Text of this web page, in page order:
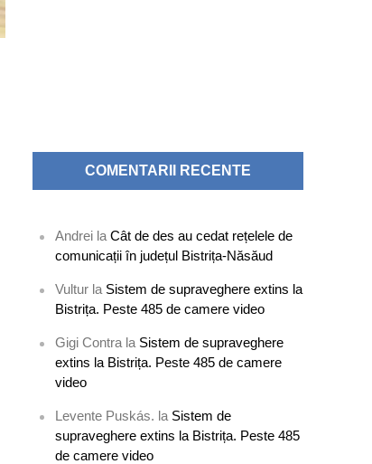
COMENTARII RECENTE
Andrei laCât de des au cedat rețelele de
comunicații în județul Bistrița-Năsăud
Vultur la Sistem de supraveghere extins la
Bistrița. Peste 485 de camere video
Gigi Contra la Sistem de supraveghere
extins la Bistrița. Peste 485 de camere
video
Levente Puskás. la Sistem de
supraveghere extins la Bistrița. Peste 485
de camere video